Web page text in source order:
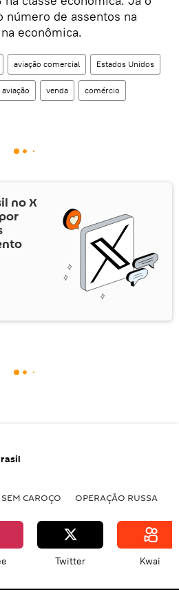
número de assentos na
econômica.
aviação comercial Estados Unidos
aviação venda comércio
noX
CAROÇO OPERAÇÃO RUSSA
Twitter Kwai